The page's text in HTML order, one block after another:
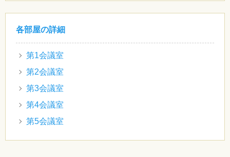
各部屋の詳細
第1会議室
第2会議室
第3会議室
第4会議室
第5会議室